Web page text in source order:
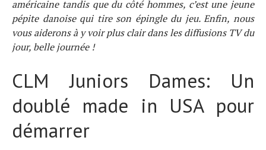
américaine tandis que du côté hommes, c’est une jeune
pépite danoise qui tire son épingle du jeu. Enfin, nous
vous aiderons à y voir plus clair dans les diffusions TV du
jour, belle journée !
CLM Juniors Dames: Un
doublé made in USA pour
démarrer